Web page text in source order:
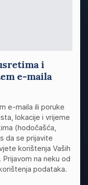
i
e-maila
e-maila ili poruke
lokacije i vrijeme
(hodočašća,
da se prijavite
korištenja Vaših
na neku od
podataka.